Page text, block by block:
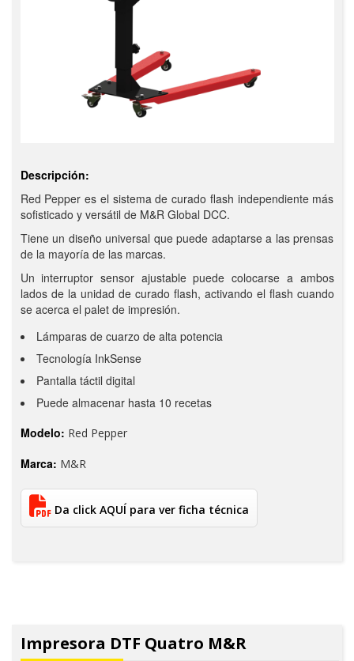
Descripción:
Red Pepper es el sistema de curado flash independiente más
sofisticado y versátil de M&R Global DCC.
Tiene un diseño universal que puede adaptarse a las prensas
de la mayoría de las marcas.
Un interruptor sensor ajustable puede colocarse a ambos
lados de la unidad de curado flash, activando el flash cuando
se acerca el palet de impresión.
Lámparas de cuarzo de alta potencia
Tecnología InkSense
Pantalla táctil digital
Puede almacenar hasta 10 recetas
Modelo: Red Pepper
Marca: M&R
Da click AQUÍ para ver ficha técnica
Impresora DTF Quatro M&R